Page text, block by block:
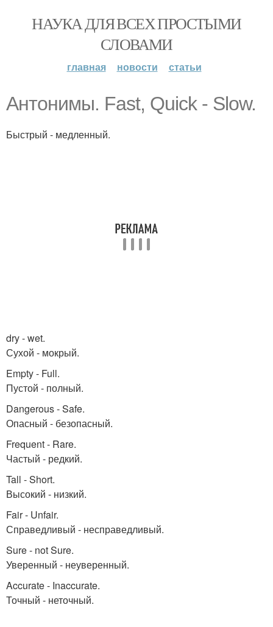
НАУКА ДЛЯ ВСЕХ ПРОСТЫМИ
СЛОВАМИ
главная новости статьи
Антонимы. Fast, Quick - Slow.
Быстрый - медленный.
dry - wet.
Сухой - мокрый.
Empty - Full.
Пустой - полный.
Dangerous - Safe.
Опасный - безопасный.
Frequent - Rare.
Частый - редкий.
Tall - Short.
Высокий - низкий.
Fair - Unfair.
Справедливый - несправедливый.
Sure - not Sure.
Уверенный - неуверенный.
Accurate - Inaccurate.
Точный - неточный.